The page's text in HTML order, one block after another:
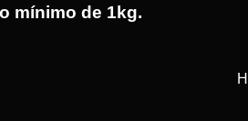
mínimo de 1kg.
(19)3701-4682